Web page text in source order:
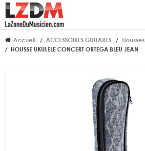
Accueil ACCESSOIRES GUITARES Housses
HOUSSE UKULELE CONCERT ORTEGA BLEU JEAN